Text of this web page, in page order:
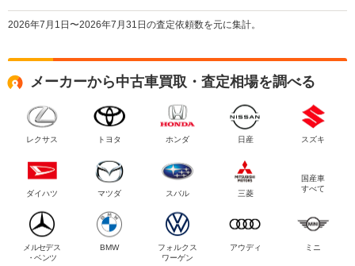
2026年7月1日〜2026年7月31日の査定依頼数を元に集計。
メーカーから中古車買取・査定相場を調べる
レクサス トヨタ ホンダ 日産 スズキ
ダイハツ マツダ スバル 三菱
国産車
すべて
メルセデス
・ベンツ
BMW
フォルクス
ワーゲン
アウディ ミニ